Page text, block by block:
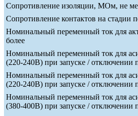
Сопротивление изоляции, МОм, не
Сопротивление контактов на стадии
Номинальный переменный ток для
более
Номинальный переменный ток для
(220-240В) при запуске / отключении
Номинальный переменный ток для
(220-240В) при запуске / отключении
Номинальный переменный ток для
(380-400В) при запуске / отключении